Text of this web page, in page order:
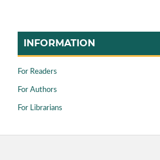
INFORMATION
For Readers
For Authors
For Librarians